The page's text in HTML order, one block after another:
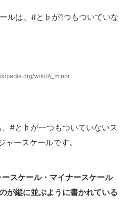
ルは、#と♭が1つもついていな
wiki/A_minor
#と♭が一つもついていないス
ャースケールです。
スケール・マイナースケール
が縦に並ぶように書かれている